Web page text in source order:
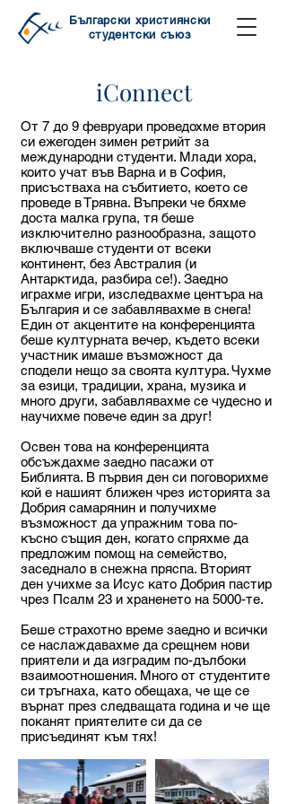
Български християнски
студентски съюз
iConnect
От 7 до 9 февруари проведохме втория
си ежегоден зимен ретрийт за
международни студенти. Млади хора,
които учат във Варна и в София,
присъстваха на събитието, което се
проведе в Трявна. Въпреки че бяхме
доста малка група, тя беше
изключително разнообразна, защото
включваше студенти от всеки
континент, без Австралия (и
Антарктида, разбира се!). Заедно
играхме игри, изследвахме центъра на
България и се забавлявахме в снега!
Един от акцентите на конференцията
беше културната вечер, където всеки
участник имаше възможност да
сподели нещо за своята култура. Чухме
за езици, традиции, храна, музика и
много други, забавлявахме се чудесно и
научихме повече един за друг!
Освен това на конференцията
обсъждахме заедно пасажи от
Библията. В първия ден си поговорихме
кой е нашият ближен чрез историята за
Добрия самарянин и получихме
възможност да упражним това по-
късно същия ден, когато спряхме да
предложим помощ на семейство,
заседнало в снежна пряспа. Вторият
ден учихме за Исус като Добрия пастир
чрез Псалм 23 и храненето на 5000-те.
Беше страхотно време заедно и всички
се наслаждавахме да срещнем нови
приятели и да изградим по-дълбоки
взаимоотношения. Много от студентите
си тръгнаха, като обещаха, че ще се
върнат през следващата година и че ще
поканят приятелите си да се
присъединят към тях!